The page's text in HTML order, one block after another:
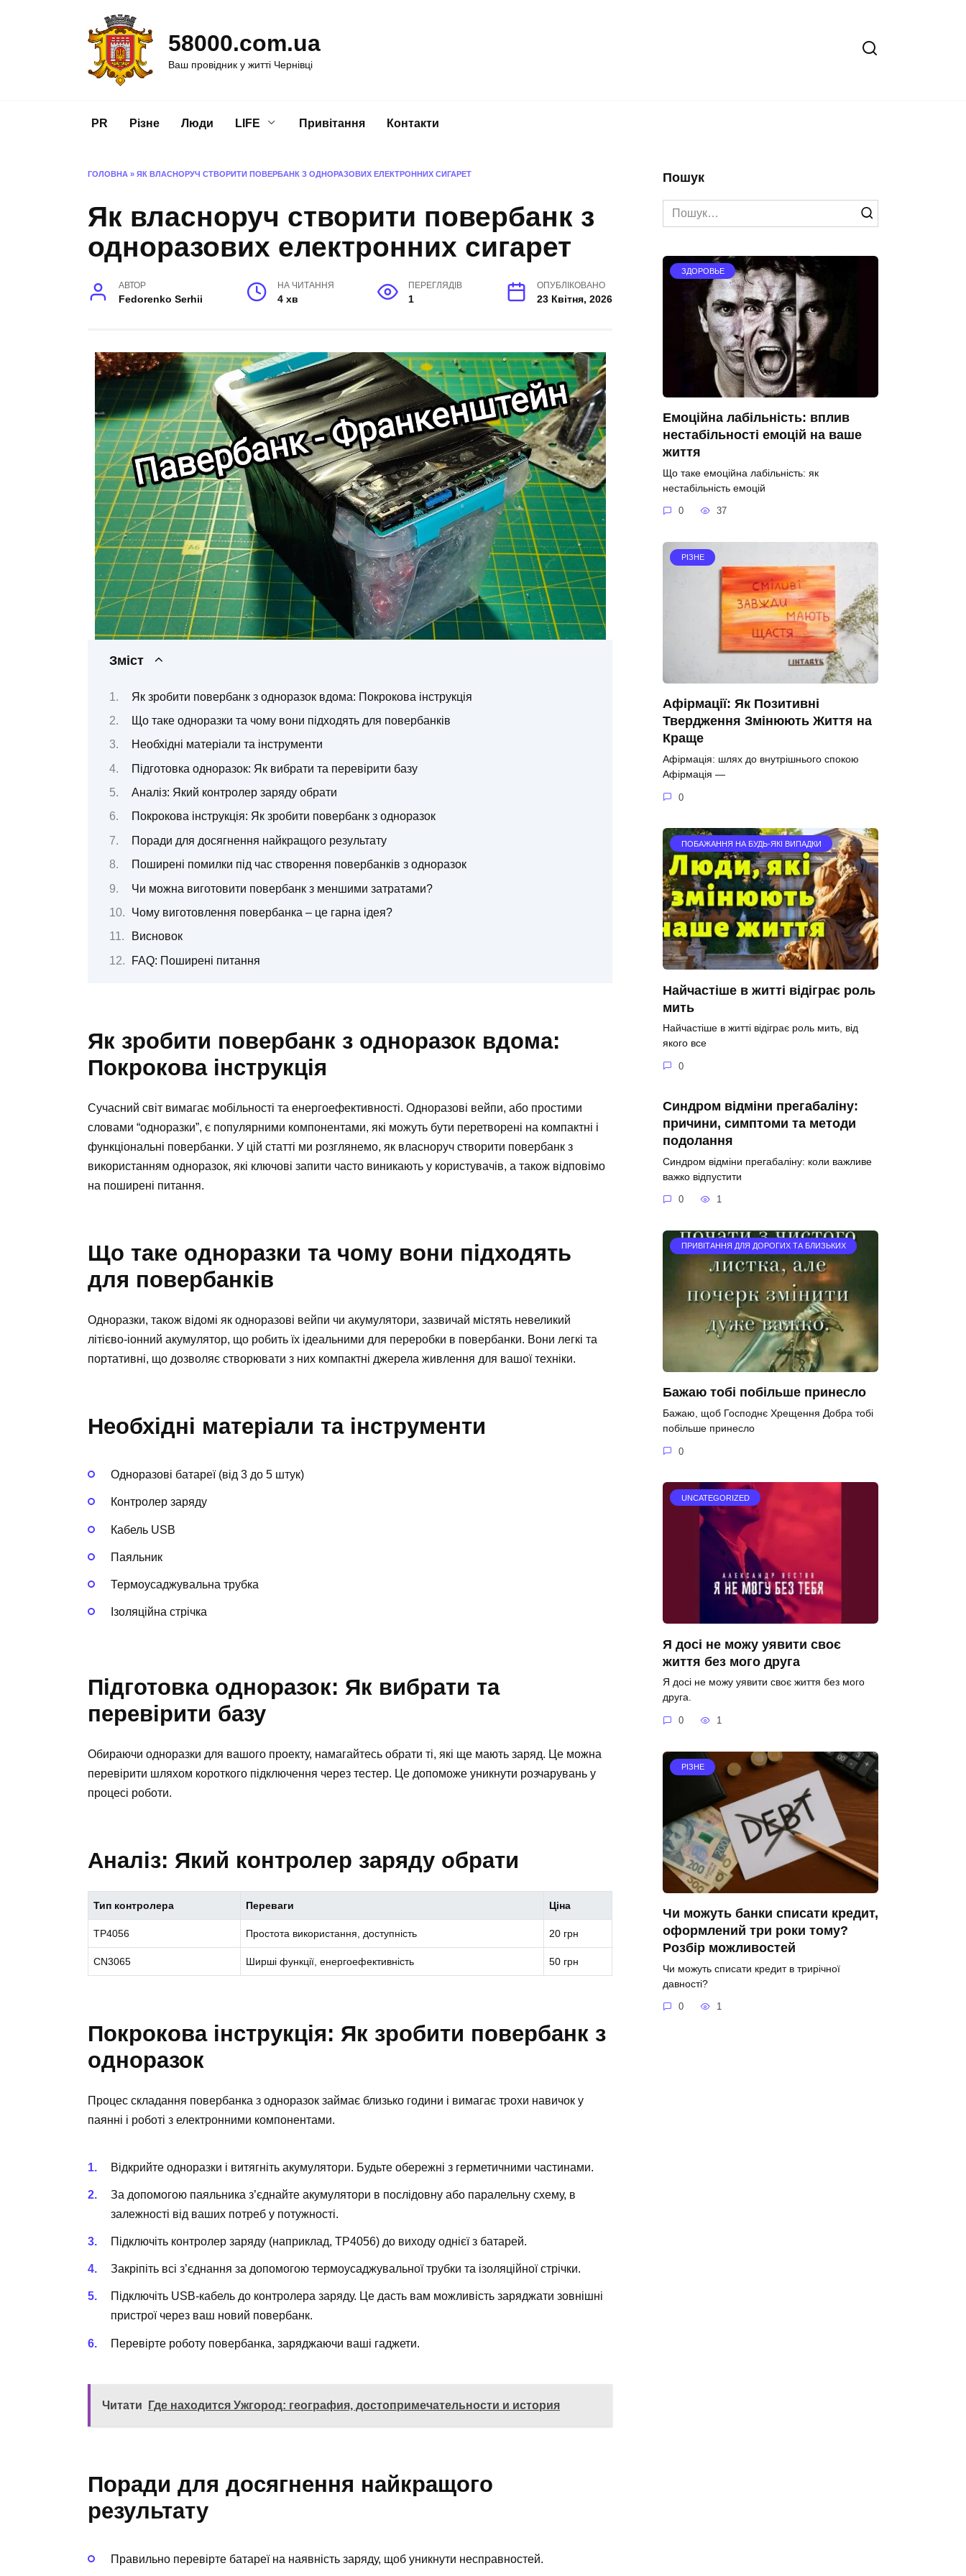
58000.com.ua
Ваш провідник у житті Чернівці
PR Різне Люди LIFE Привітання Контакти
ГОЛОВНА » ЯК ВЛАСНОРУЧ СТВОРИТИ ПОВЕРБАНК З ОДНОРАЗОВИХ ЕЛЕКТРОННИХ СИГАРЕТ
Як власноруч створити повербанк з
одноразових електронних сигарет
АВТОР
Fedorenko Serhii
НА ЧИТАННЯ
4 хв
ПЕРЕГЛЯДІВ
1
ОПУБЛІКОВАНО
23 Квітня, 2026
Зміст
Як зробити повербанк з одноразок вдома: Покрокова інструкція
Що таке одноразки та чому вони підходять для повербанків
Необхідні матеріали та інструменти
Підготовка одноразок: Як вибрати та перевірити базу
Аналіз: Який контролер заряду обрати
Покрокова інструкція: Як зробити повербанк з одноразок
Поради для досягнення найкращого результату
Поширені помилки під час створення повербанків з одноразок
Чи можна виготовити повербанк з меншими затратами?
Чому виготовлення повербанка – це гарна ідея?
Висновок
FAQ: Поширені питання
Як зробити повербанк з одноразок вдома:
Покрокова інструкція
Сучасний світ вимагає мобільності та енергоефективності. Одноразові вейпи, або простими
словами “одноразки”, є популярними компонентами, які можуть бути перетворені на компактні і
функціональні повербанки. У цій статті ми розглянемо, як власноруч створити повербанк з
використанням одноразок, які ключові запити часто виникають у користувачів, а також відповімо
на поширені питання.
Що таке одноразки та чому вони підходять
для повербанків
Одноразки, також відомі як одноразові вейпи чи акумулятори, зазвичай містять невеликий
літієво-іонний акумулятор, що робить їх ідеальними для переробки в повербанки. Вони легкі та
портативні, що дозволяє створювати з них компактні джерела живлення для вашої техніки.
Необхідні матеріали та інструменти
Одноразові батареї (від 3 до 5 штук)
Контролер заряду
Кабель USB
Паяльник
Термоусаджувальна трубка
Ізоляційна стрічка
Підготовка одноразок: Як вибрати та
перевірити базу
Обираючи одноразки для вашого проекту, намагайтесь обрати ті, які ще мають заряд. Це можна
перевірити шляхом короткого підключення через тестер. Це допоможе уникнути розчарувань у
процесі роботи.
Аналіз: Який контролер заряду обрати
Тип контролера Переваги Ціна
TP4056 Простота використання, доступність 20 грн
CN3065 Ширші функції, енергоефективність 50 грн
Покрокова інструкція: Як зробити повербанк з
одноразок
Процес складання повербанка з одноразок займає близько години і вимагає трохи навичок у
паянні і роботі з електронними компонентами.
Відкрийте одноразки і витягніть акумулятори. Будьте обережні з герметичними частинами.
За допомогою паяльника з’єднайте акумулятори в послідовну або паралельну схему, в
залежності від ваших потреб у потужності.
Підключіть контролер заряду (наприклад, TP4056) до виходу однієї з батарей.
Закріпіть всі з’єднання за допомогою термоусаджувальної трубки та ізоляційної стрічки.
Підключіть USB-кабель до контролера заряду. Це дасть вам можливість заряджати зовнішні
пристрої через ваш новий повербанк.
Перевірте роботу повербанка, заряджаючи ваші гаджети.
Читати Где находится Ужгород: география, достопримечательности и история
Поради для досягнення найкращого
результату
Правильно перевірте батареї на наявність заряду, щоб уникнути несправностей.
Пошук
Search
for:
ЗДОРОВЬЕ
Емоційна лабільність: вплив
нестабільності емоцій на ваше
життя
Що таке емоційна лабільність: як
нестабільність емоцій
0 37
РІЗНЕ
Афірмації: Як Позитивні
Твердження Змінюють Життя на
Краще
Афірмація: шлях до внутрішнього спокою
Афірмація —
0
ПОБАЖАННЯ НА БУДЬ-ЯКІ ВИПАДКИ
Найчастіше в житті відіграє роль
мить
Найчастіше в житті відіграє роль мить, від
якого все
0
Синдром відміни прегабаліну:
причини, симптоми та методи
подолання
Синдром відміни прегабаліну: коли важливе
важко відпустити
0 1
ПРИВІТАННЯ ДЛЯ ДОРОГИХ ТА БЛИЗЬКИХ
Бажаю тобі побільше принесло
Бажаю, щоб Господнє Хрещення Добра тобі
побільше принесло
0
UNCATEGORIZED
Я досі не можу уявити своє
життя без мого друга
Я досі не можу уявити своє життя без мого
друга.
0 1
РІЗНЕ
Чи можуть банки списати кредит,
оформлений три роки тому?
Розбір можливостей
Чи можуть списати кредит в трирічної
давності?
0 1